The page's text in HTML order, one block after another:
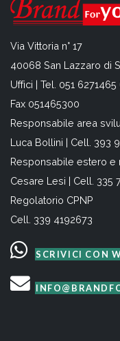
Via Vittoria n° 17
40068 San Lazzaro di
Uffici | Tel. 051
Fax 051465300
Responsabile area
Luca Bollini | Cell. 393
Responsabile estero e
Cesare Lesi | Cell. 335
Regolatorio CPNP
Cell. 339 4192673
SCRIVICI CON